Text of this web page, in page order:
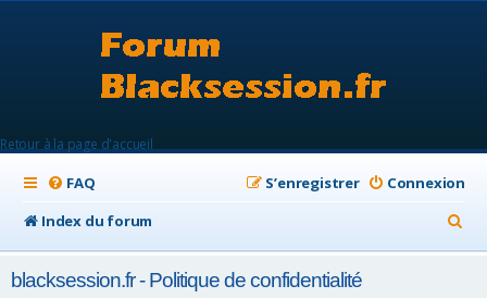
Retour à la page d'accueil
FAQ Connexion
S’enregistrer
Index du forum
e
blacksession.fr - Politique de confidentialité